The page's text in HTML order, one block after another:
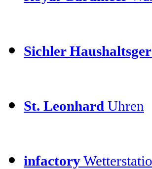
Sichler
St. Leonhard Uhren
infactory